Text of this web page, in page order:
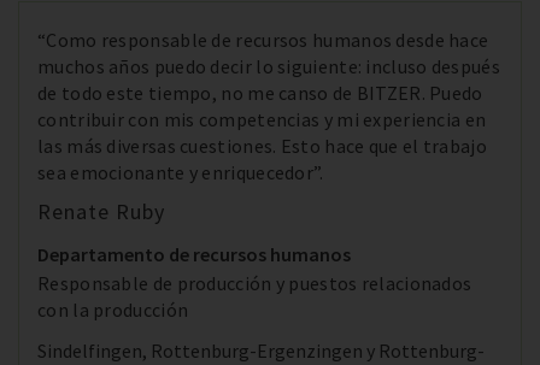
“Como responsable de recursos humanos desde hace
muchos años puedo decir lo siguiente: incluso después
de todo este tiempo, no me canso de BITZER. Puedo
contribuir con mis competencias y mi experiencia en
las más diversas cuestiones. Esto hace que el trabajo
sea emocionante y enriquecedor”.
Renate Ruby
Departamento de recursos humanos
Responsable de producción y puestos relacionados
con la producción
Sindelfingen, Rottenburg-Ergenzingen y Rottenburg-